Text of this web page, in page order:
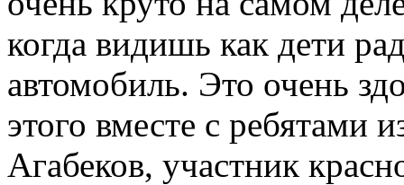
когда видишь как дети
автомобиль. Это очень
этого вместе с ребятами
Агабеков, участник